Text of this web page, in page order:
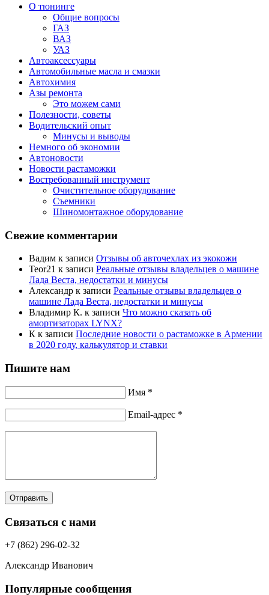
О тюнинге
Общие вопросы
ГАЗ
ВАЗ
УАЗ
Автоаксессуары
Автомобильные масла и смазки
Автохимия
Азы ремонта
Это можем сами
Полезности, советы
Водительский опыт
Минусы и выводы
Немного об экономии
Автоновости
Новости растаможки
Востребованный инструмент
Очистительное оборудование
Съемники
Шиномонтажное оборудование
Свежие комментарии
Вадим к записи Отзывы об авточехлах из экокожи
Teor21 к записи Реальные отзывы владельцев о машине
Лада Веста, недостатки и минусы
Александр к записи Реальные отзывы владельцев о
машине Лада Веста, недостатки и минусы
Владимир К. к записи Что можно сказать об
амортизаторах LYNX?
К к записи Последние новости о растаможке в Армении
в 2020 году, калькулятор и ставки
Пишите нам
Имя *
Email-адрес *
Отправить
Связаться с нами
+7 (862) 296-02-32
Александр Иванович
Популярные сообщения